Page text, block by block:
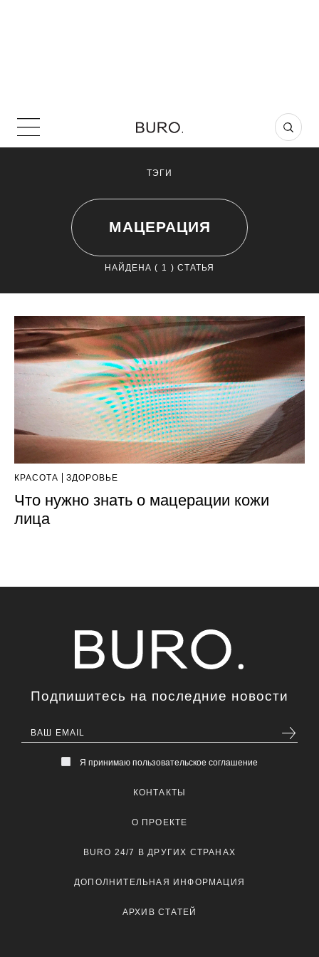
ТЭГИ
МАЦЕРАЦИЯ
НАЙДЕНА ( 1 ) СТАТЬЯ
КРАСОТА ЗДОРОВЬЕ
Что нужно знать о мацерации кожи
лица
Подпишитесь на последние новости
Я принимаю пользовательское соглашение
КОНТАКТЫ
О ПРОЕКТЕ
BURO 24/7 В ДРУГИХ СТРАНАХ
ДОПОЛНИТЕЛЬНАЯ ИНФОРМАЦИЯ
АРХИВ СТАТЕЙ